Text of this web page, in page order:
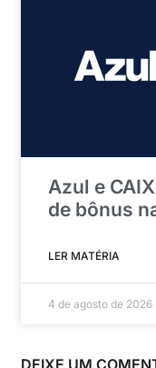
Azul e
de bônus
LER MATÉRIA
4 de agosto de 2026